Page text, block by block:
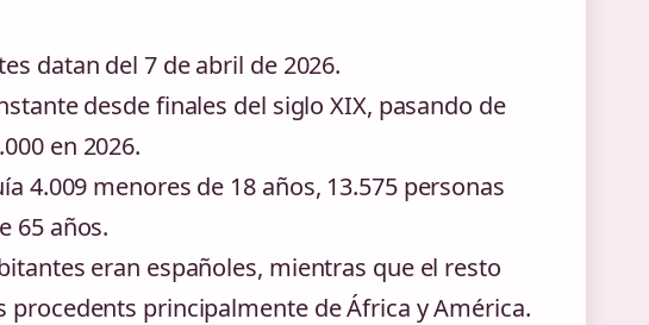
datan del 7 de abril de 2026.
desde finales del siglo XIX, pasando de
en 2026.
4.009 menores de 18 años, 13.575 personas
65 años.
eran españoles, mientras que el resto
principalmente de África y América.